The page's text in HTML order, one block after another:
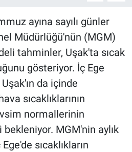
ayına sayılı günler
Müdürlüğü'nün (MGM)
tahminler, Uşak'ta sıcak
gösteriyor. İç Ege
da içinde
sıcaklıklarının
normallerinin
MGM'nin aylık
sıcaklıkların